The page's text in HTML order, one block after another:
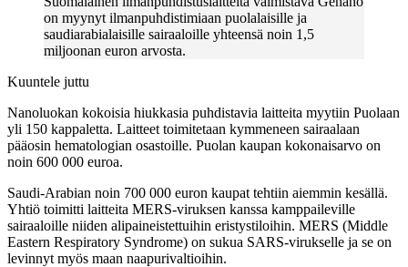
on myynyt ilmanpuhdistimiaan puolalaisille ja
saudiarabialaisille sairaaloille yhteensä noin 1,5
miljoonan euron arvosta.
Kuuntele juttu
Nanoluokan kokoisia hiukkasia puhdistavia laitteita myytiin Puolaan
yli 150 kappaletta. Laitteet toimitetaan kymmeneen sairaalaan
pääosin hematologian osastoille. Puolan kaupan kokonaisarvo on
noin 600 000 euroa.
Saudi-Arabian noin 700 000 euron kaupat tehtiin aiemmin kesällä.
Yhtiö toimitti laitteita MERS-viruksen kanssa kamppaileville
sairaaloille niiden alipaineistettuihin eristystiloihin. MERS (Middle
Eastern Respiratory Syndrome) on sukua SARS-virukselle ja se on
levinnyt myös maan naapurivaltioihin.